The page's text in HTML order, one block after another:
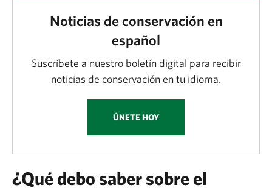
Noticias de conservación en
español
Suscríbete a nuestro boletín digital para recibir
noticias de conservación en tu idioma.
ÚNETE HOY
¿Qué debo saber sobre el